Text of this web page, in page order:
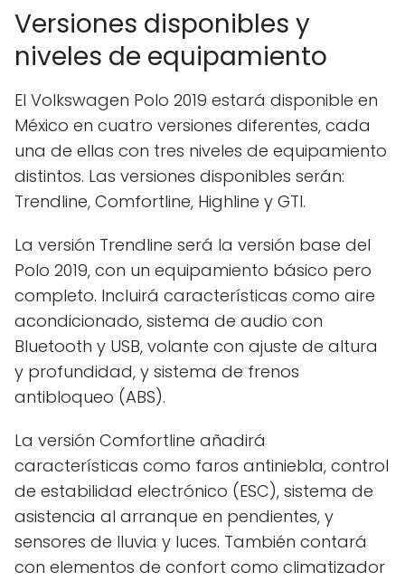
Versiones disponibles y
niveles de equipamiento
El Volkswagen Polo 2019 estará disponible en
México en cuatro versiones diferentes, cada
una de ellas con tres niveles de equipamiento
distintos. Las versiones disponibles serán:
Trendline, Comfortline, Highline y GTI.
La versión Trendline será la versión base del
Polo 2019, con un equipamiento básico pero
completo. Incluirá características como aire
acondicionado, sistema de audio con
Bluetooth y USB, volante con ajuste de altura
y profundidad, y sistema de frenos
antibloqueo (ABS).
La versión Comfortline añadirá
características como faros antiniebla, control
de estabilidad electrónico (ESC), sistema de
asistencia al arranque en pendientes, y
sensores de lluvia y luces. También contará
con elementos de confort como climatizador